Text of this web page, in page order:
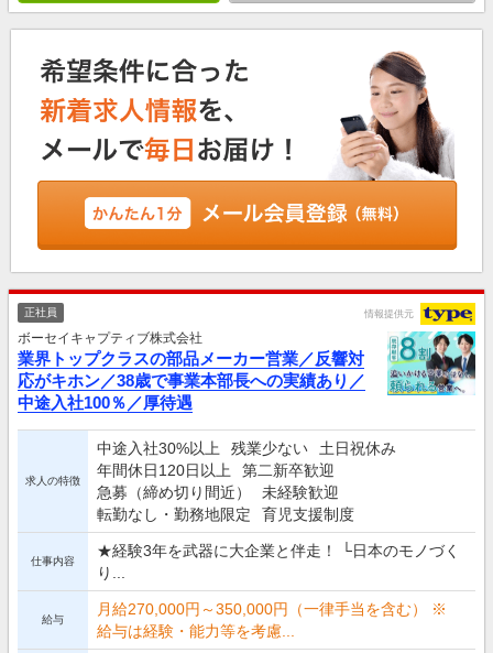
正社員 情報提供元
ボーセイキャプティブ株式会社
業界トップクラスの部品メーカー営業／反響対
応がキホン／38歳で事業本部長への実績あり／
中途入社100％／厚待遇
求人の特徴
中途入社30%以上 残業少ない
土日祝休み
年間休日120日以上
第二新卒歓迎
急募（締め切り間近）
未経験歓迎
転勤なし・勤務地限定
育児支援制度
仕事内容
★経験3年を武器に大企業と伴走！ └日本のモノづく
り...
給与
月給270,000円～350,000円（一律手当を含む） ※
給与は経験・能力等を考慮...